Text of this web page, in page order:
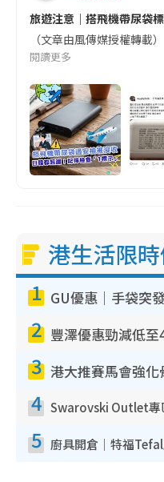
旅遊注意｜搭飛機帶尿袋
（文章由風傳媒授權轉
閱讀更多
港生活限
1
2
3
4
5